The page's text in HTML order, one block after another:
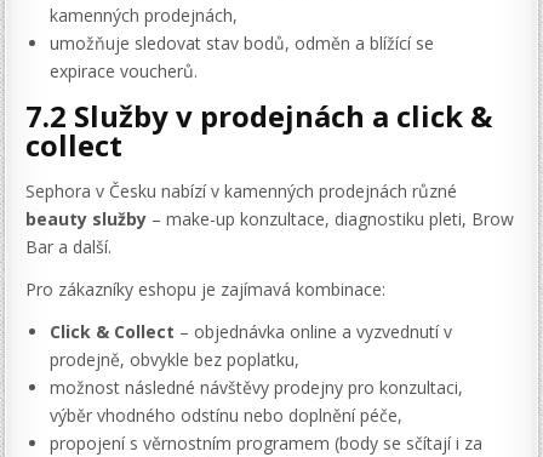
kamenných prodejnách,
umožňuje sledovat stav bodů, odměn a blížící se
expirace voucherů.
7.2 Služby v prodejnách a click &
collect
Sephora v Česku nabízí v kamenných prodejnách různé
beauty služby – make-up konzultace, diagnostiku pleti, Brow
Bar a další.
Pro zákazníky eshopu je zajímavá kombinace:
Click & Collect – objednávka online a vyzvednutí v
prodejně, obvykle bez poplatku,
možnost následné návštěvy prodejny pro konzultaci,
výběr vhodného odstínu nebo doplnění péče,
propojení s věrnostním programem (body se sčítají i za